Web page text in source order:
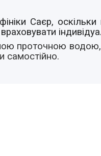
Саєр, оскільки
проточною
самостійно.